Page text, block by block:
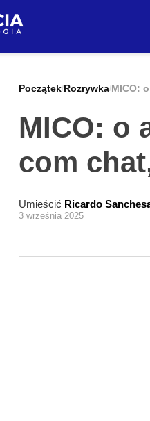
Początek/ Rozrywka/MICO:
MICO: o
com
Umieścić Ricardo
3 września 2025